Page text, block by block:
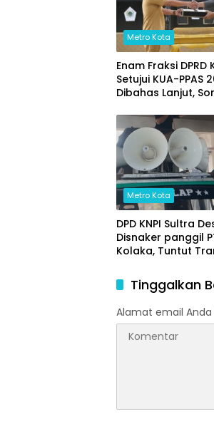
Metro Kota
Enam Fraksi DPRD
Setujui KUA-PPAS
Dibahas Lanjut,
hingga
Metro Kota
DPD KNPI Sultra
Disnaker panggil
Kolaka, Tuntut
perkeja luar
Jaminan
Tinggalkan
Alamat email Anda